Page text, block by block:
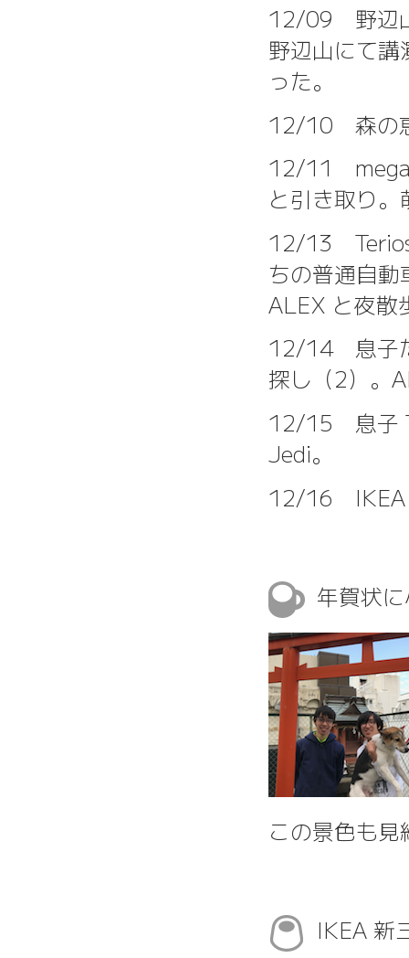
12/09 野辺
野辺山にて
った。
12/10 森の
12/11
と引き取り
12/13 Terios
ちの普通自
ALEX と夜散
12/14 息子
探し（2）。
12/15 息子
Jedi。
12/16 IKEA
年賀状
この景色も
IKEA 新